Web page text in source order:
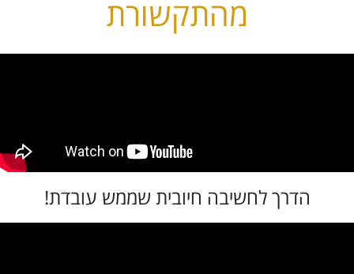
מהתקשורת
הדרך לחשיבה חיובית שממש עובדת!